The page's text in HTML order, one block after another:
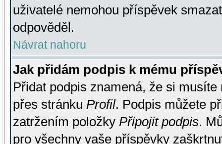
uživatelé nemohou příspěvek
odpověděl.
Návrat nahoru
Jak přidám podpis k mému
Přidat podpis znamená, že si
přes stránku Profil. Podpis můžete
zatržením položky Připojit podpis.
pro všechny vaše příspěvky